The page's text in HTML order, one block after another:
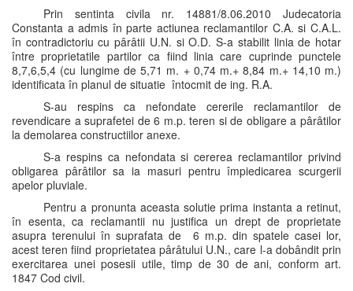
Prin sentinta civila nr. 14881/8.06.2010 Judecatoria
Constanta a admis în parte actiunea reclamantilor C.A. si C.A.L.
în contradictoriu cu pârâtii U.N. si O.D. S-a stabilit linia de hotar
între proprietatile partilor ca fiind linia care cuprinde punctele
8,7,6,5,4 (cu lungime de 5,71 m. + 0,74 m.+ 8,84 m.+ 14,10 m.)
identificata în planul de situatie întocmit de ing. R.A.
S-au respins ca nefondate cererile reclamantilor de
revendicare a suprafetei de 6 m.p. teren si de obligare a pârâtilor
la demolarea constructiilor anexe.
S-a respins ca nefondata si cererea reclamantilor privind
obligarea pârâtilor sa ia masuri pentru împiedicarea scurgerii
apelor pluviale.
Pentru a pronunta aceasta solutie prima instanta a retinut,
în esenta, ca reclamantii nu justifica un drept de proprietate
asupra terenului în suprafata de 6 m.p. din spatele casei lor,
acest teren fiind proprietatea pârâtului U.N., care l-a dobândit prin
exercitarea unei posesii utile, timp de 30 de ani, conform art.
1847 Cod civil.